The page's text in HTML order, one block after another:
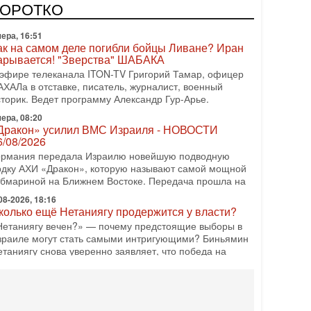
АХИ «Дракон» (Drakon), которая уже стала самой
субмариной в истории ЦАХАЛ. Но почему её
16:51
на самом деле погибли бойцы Ливане? Иран
"Зверства" ШАБАКА
телеканала ITON-TV Григорий Тамар, офицер
в отставке, писатель, журналист, военный
Ведет программу Александр Гур-Арье.
08:20
усилил ВМС Израиля - НОВОСТИ
08/2026
передала Израилю новейшую подводную
АХИ «Дракон», которую называют самой мощной
на Ближнем Востоке. Передача прошла на
2026, 18:16
ещё Нетаниягу продержится у власти?
вечен?» — почему предстоящие выборы в
могут стать самыми интригующими? Биньямин
снова уверенно заявляет, что победа на